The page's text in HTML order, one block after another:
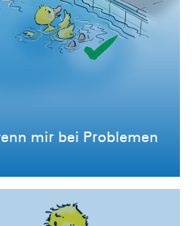
mir bei Problemen